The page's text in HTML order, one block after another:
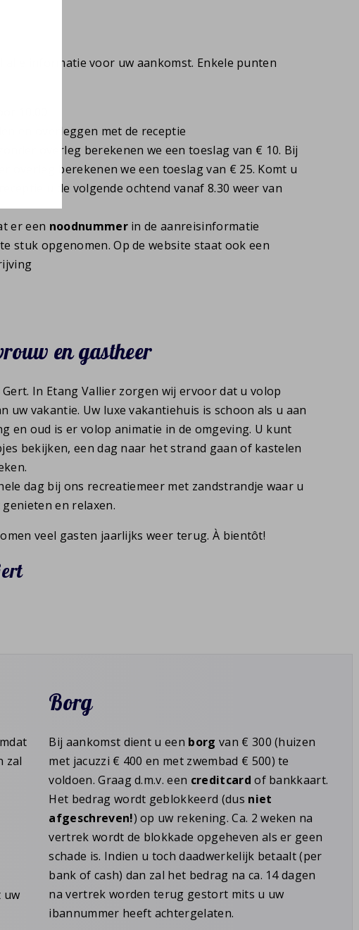
alle informatie voor uw aankomst. Enkele punten
en overleggen met de receptie
overleg berekenen we een toeslag van € 10. Bij
overleg berekenen we een toeslag van € 25. Komt u
u de volgende ochtend vanaf 8.30 weer van
er een noodnummerin de aanreisinformatie
stuk opgenomen. Op de website staat ook een
en gastheer
In Etang Vallier zorgen wij ervoor dat u volop
uw vakantie. Uw luxe vakantiehuis is schoon als u aan
en oud is er volop animatie in de omgeving. U kunt
bekijken, een dag naar het strand gaan of kastelen
dag bij ons recreatiemeer met zandstrandje waar u
en relaxen.
veel gasten jaarlijks weer terug. À bientôt!
zal
uw
Borg
Bij aankomst dient u een borg van € 300 (huizen
met jacuzzi € 400 en met zwembad € 500) te
voldoen. Graag d.m.v. een creditcard of bankkaart.
Het bedrag wordt geblokkeerd (dus niet
afgeschreven!) op uw rekening. Ca. 2 weken na
vertrek wordt de blokkade opgeheven als er geen
schade is. Indien u toch daadwerkelijk betaalt (per
bank of cash) dan zal het bedrag na ca. 14 dagen
na vertrek worden terug gestort mits u uw
ibannummer heeft achtergelaten.